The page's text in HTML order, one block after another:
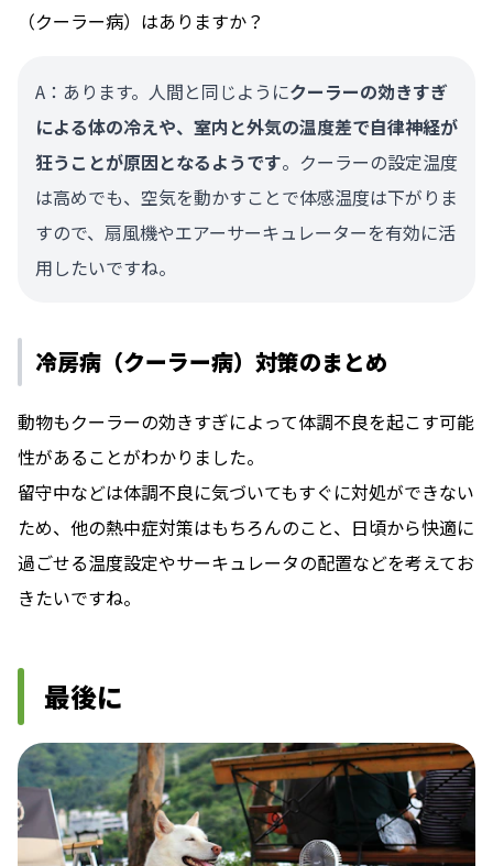
（クーラー病）はありますか？
A：あります。人間と同じようにクーラーの効きすぎ
による体の冷えや、室内と外気の温度差で自律神経が
狂うことが原因となるようです。クーラーの設定温度
は高めでも、空気を動かすことで体感温度は下がりま
すので、扇風機やエアーサーキュレーターを有効に活
用したいですね。
冷房病（クーラー病）対策のまとめ
動物もクーラーの効きすぎによって体調不良を起こす可能
性があることがわかりました。
留守中などは体調不良に気づいてもすぐに対処ができない
ため、他の熱中症対策はもちろんのこと、日頃から快適に
過ごせる温度設定やサーキュレータの配置などを考えてお
きたいですね。
最後に